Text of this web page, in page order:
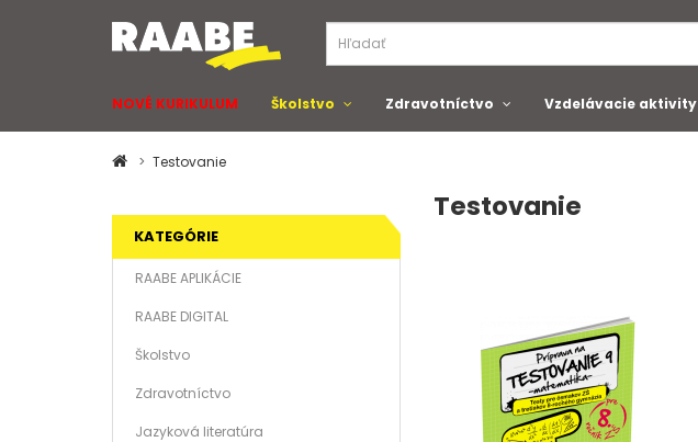
NOVÉ KURIKULUM Školstvo Zdravotníctvo Vzdelávacie aktivity
Testovanie
KATEGÓRIE
RAABE APLIKÁCIE
RAABE DIGITAL
Školstvo
Zdravotníctvo
Jazyková literatúra
Testovanie